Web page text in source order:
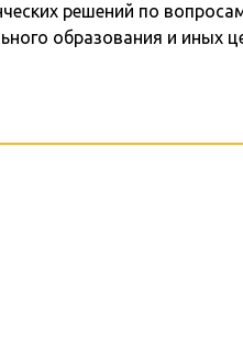
решений по
образования и иных